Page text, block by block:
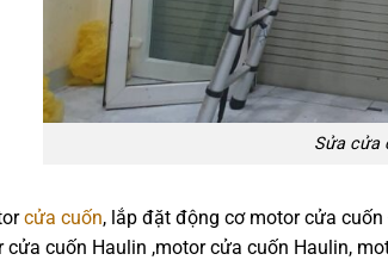
Sửa cửa
cửa cuốn, lắp đặt động cơ motor cửa
cuốn Haulin ,motor cửa cuốn Haulin,